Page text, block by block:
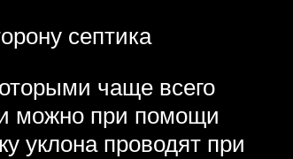
септика
чаще всего
можно при помощи
уклона проводят при